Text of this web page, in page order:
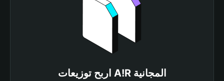
اربح توزيعات A!R المجانية